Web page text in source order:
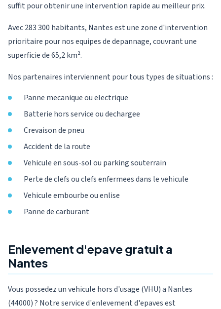
suffit pour obtenir une intervention rapide au meilleur prix.
Avec 283 300 habitants, Nantes est une zone d'intervention
prioritaire pour nos equipes de depannage, couvrant une
superficie de 65,2 km².
Nos partenaires interviennent pour tous types de situations :
Panne mecanique ou electrique
Batterie hors service ou dechargee
Crevaison de pneu
Accident de la route
Vehicule en sous-sol ou parking souterrain
Perte de clefs ou clefs enfermees dans le vehicule
Vehicule embourbe ou enlise
Panne de carburant
Enlevement d'epave gratuit a
Nantes
Vous possedez un vehicule hors d'usage (VHU) a Nantes
(44000) ? Notre service d'enlevement d'epaves est